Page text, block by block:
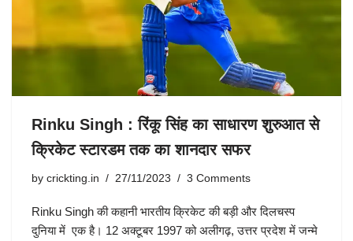
Rinku Singh : रिंकू सिंह का साधारण शुरुआत से
क्रिकेट स्टारडम तक का शानदार सफर
by crickting.in 27/11/2023 3 Comments
Rinku Singh की कहानी भारतीय क्रिकेट की बड़ी और दिलचस्प
दुनिया में एक है। 12 अक्टूबर 1997 को अलीगढ़, उत्तर प्रदेश में जन्मे